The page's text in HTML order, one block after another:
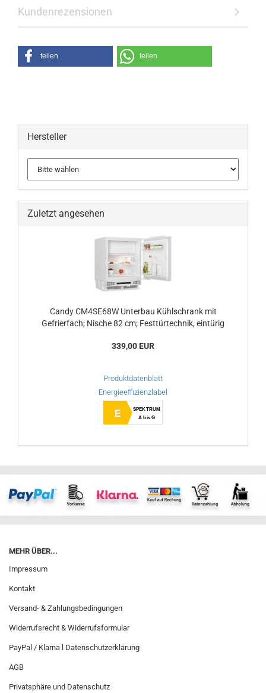
Kundenrezensionen
teilen teilen
Hersteller
Zuletzt angesehen
Candy CM4SE68W Unterbau Kühlschrank mit
Gefrierfach; Nische 82 cm; Festtürtechnik, eintürig
339,00 EUR
Produktdatenblatt
Energieeffizienzlabel
E
SPEKTRUM
A bis G
MEHR ÜBER...
Impressum
Kontakt
Versand- & Zahlungsbedingungen
Widerrufsrecht & Widerrufsformular
PayPal / Klarna l Datenschutzerklärung
AGB
Privatsphäre und Datenschutz